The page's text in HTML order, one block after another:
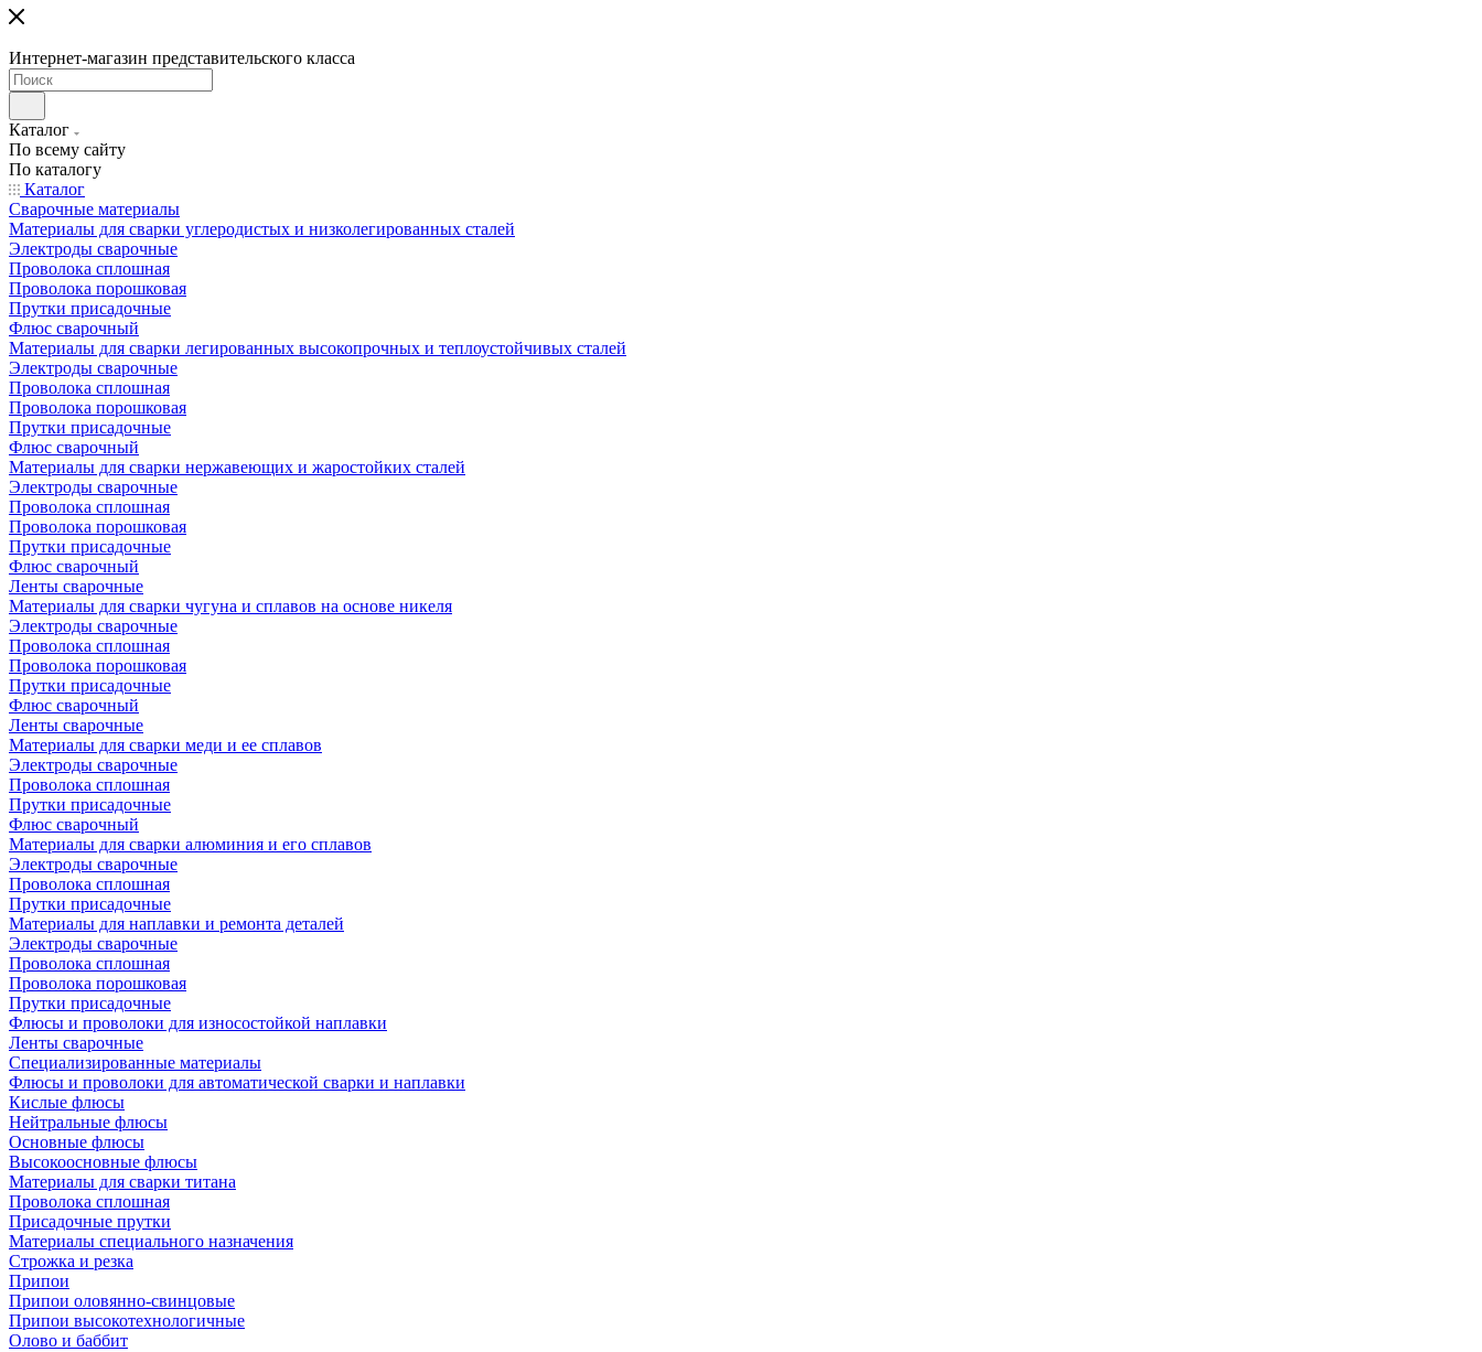
Интернет-магазин представительского класса
Каталог
По всему сайту
По каталогу
Каталог
Сварочные материалы
Материалы для сварки углеродистых и низколегированных сталей
Электроды сварочные
Проволока сплошная
Проволока порошковая
Прутки присадочные
Флюс сварочный
Материалы для сварки легированных высокопрочных и теплоустойчивых сталей
Электроды сварочные
Проволока сплошная
Проволока порошковая
Прутки присадочные
Флюс сварочный
Материалы для сварки нержавеющих и жаростойких сталей
Электроды сварочные
Проволока сплошная
Проволока порошковая
Прутки присадочные
Флюс сварочный
Ленты сварочные
Материалы для сварки чугуна и сплавов на основе никеля
Электроды сварочные
Проволока сплошная
Проволока порошковая
Прутки присадочные
Флюс сварочный
Ленты сварочные
Материалы для сварки меди и ее сплавов
Электроды сварочные
Проволока сплошная
Прутки присадочные
Флюс сварочный
Материалы для сварки алюминия и его сплавов
Электроды сварочные
Проволока сплошная
Прутки присадочные
Материалы для наплавки и ремонта деталей
Электроды сварочные
Проволока сплошная
Проволока порошковая
Прутки присадочные
Флюсы и проволоки для износостойкой наплавки
Ленты сварочные
Специализированные материалы
Флюсы и проволоки для автоматической сварки и наплавки
Кислые флюсы
Нейтральные флюсы
Основные флюсы
Высокоосновные флюсы
Материалы для сварки титана
Проволока сплошная
Присадочные прутки
Материалы специального назначения
Строжка и резка
Припои
Припои оловянно-свинцовые
Припои высокотехнологичные
Олово и баббит